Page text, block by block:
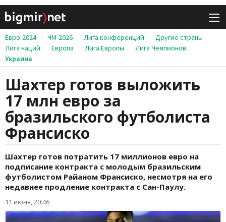
Евро-2024 ЧМ-2026 Лига конференций
Другие страны
Лига наций
Европа Лига Европы
Лига Чемпионов
Украина
Шахтер готов выложить
17 млн евро за
бразильского футболиста
Франсиско
Шахтер готов потратить 17 миллионов евро на
подписание контракта с молодым бразильским
футболистом Райаном Франсиско, несмотря на его
недавнее продление контракта с Сан-Паулу.
11 июня, 20:46